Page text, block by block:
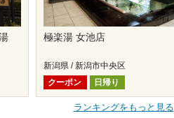
極楽湯 女池店
新潟県 / 新潟市中央区
クーポン
日帰り
ランキングをもっと見る